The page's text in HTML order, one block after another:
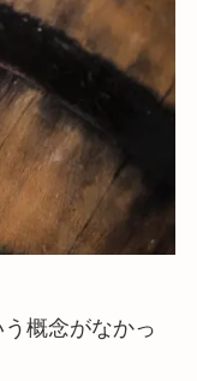
概念がなかっ